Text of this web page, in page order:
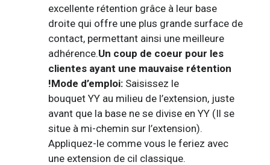
excellente rétention grâce à leur base
droite qui offre une plus grande surface de
contact, permettant ainsi une meilleure
adhérence.Un coup de coeur pour les
clientes ayant une mauvaise rétention
!Mode d’emploi: Saisissez le
bouquet YY au milieu de l’extension, juste
avant que la base ne se divise en YY (Il se
situe à mi-chemin sur l’extension).
Appliquez-le comme vous le feriez avec
une extension de cil classique.